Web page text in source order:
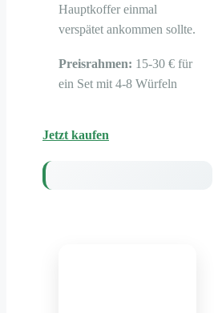
Hauptkoffer einmal
verspätet ankommen sollte.
Preisrahmen: 15-30 € für
ein Set mit 4-8 Würfeln
Jetzt kaufen